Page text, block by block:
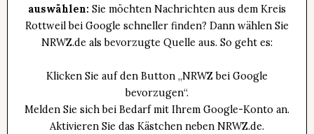
auswählen: Sie möchten Nachrichten aus dem Kreis
Rottweil bei Google schneller finden? Dann wählen Sie
NRWZ.de als bevorzugte Quelle aus. So geht es:
Klicken Sie auf den Button „NRWZ bei Google
bevorzugen“.
Melden Sie sich bei Bedarf mit Ihrem Google-Konto an.
Aktivieren Sie das Kästchen neben NRWZ.de.